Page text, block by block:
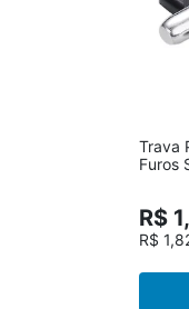
Trava
Furos
R$
R$